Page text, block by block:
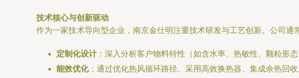
技术核心与创新驱动
作为一家技术导向型企业，南京金仕明注重技术研发与工艺创新。公司通
定制化设计：深入分析客户物料特性（如含水率、热敏性、颗粒形
能效优化：通过优化热风循环路径、采用高效换热器、集成余热回